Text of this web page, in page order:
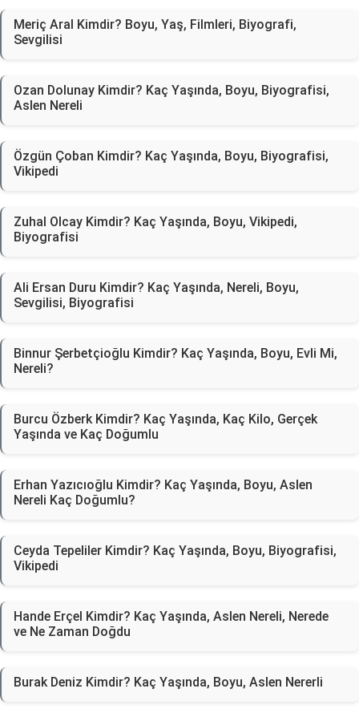
Meriç Aral Kimdir? Boyu, Yaş, Filmleri, Biyografi,
Sevgilisi
Ozan Dolunay Kimdir? Kaç Yaşında, Boyu, Biyografisi,
Aslen Nereli
Özgün Çoban Kimdir? Kaç Yaşında, Boyu, Biyografisi,
Vikipedi
Zuhal Olcay Kimdir? Kaç Yaşında, Boyu, Vikipedi,
Biyografisi
Ali Ersan Duru Kimdir? Kaç Yaşında, Nereli, Boyu,
Sevgilisi, Biyografisi
Binnur Şerbetçioğlu Kimdir? Kaç Yaşında, Boyu, Evli Mi,
Nereli?
Burcu Özberk Kimdir? Kaç Yaşında, Kaç Kilo, Gerçek
Yaşında ve Kaç Doğumlu
Erhan Yazıcıoğlu Kimdir? Kaç Yaşında, Boyu, Aslen
Nereli Kaç Doğumlu?
Ceyda Tepeliler Kimdir? Kaç Yaşında, Boyu, Biyografisi,
Vikipedi
Hande Erçel Kimdir? Kaç Yaşında, Aslen Nereli, Nerede
ve Ne Zaman Doğdu
Burak Deniz Kimdir? Kaç Yaşında, Boyu, Aslen Nererli